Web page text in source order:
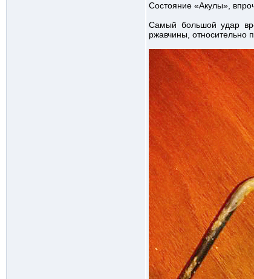
Состояние «Акулы»,
Самый большой удар
ржавчины, относительно